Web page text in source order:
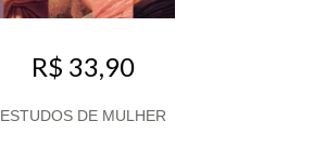
R$ 33,90
ESTUDOS DE MULHER